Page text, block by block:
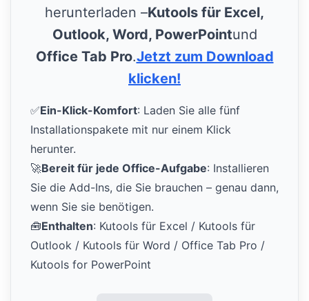
herunterladen –Kutools für Excel,
Outlook, Word, PowerPointund
Office Tab Pro.Jetzt zum Download
klicken!
✅Ein-Klick-Komfort: Laden Sie alle fünf
Installationspakete mit nur einem Klick
herunter.
🚀Bereit für jede Office-Aufgabe: Installieren
Sie die Add-Ins, die Sie brauchen – genau dann,
wenn Sie sie benötigen.
🧰Enthalten: Kutools für Excel / Kutools für
Outlook / Kutools für Word / Office Tab Pro /
Kutools for PowerPoint